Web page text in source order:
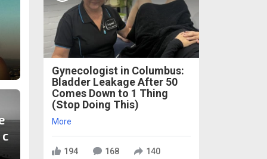
Gynecologist in Columbus:
Bladder Leakage After 50
Comes Down to 1 Thing
(Stop Doing This)
More
194 168 140